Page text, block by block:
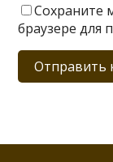
Сохраните
браузере для